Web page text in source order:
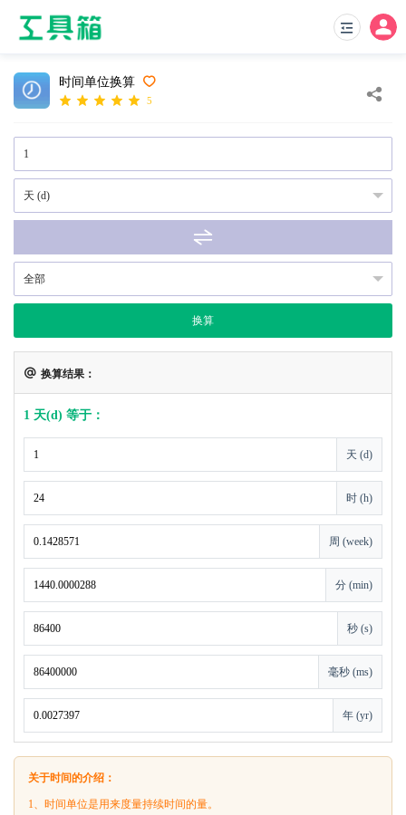
时间单位换算
5
换算
换算结果：
1 天(d) 等于：
天 (d)
时 (h)
周 (week)
分 (min)
秒 (s)
毫秒 (ms)
年 (yr)
关于时间的介绍：
1、时间单位是用来度量持续时间的量。